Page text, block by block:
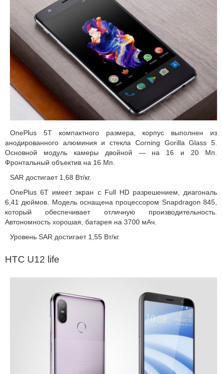
OnePlus 5T компактного размера, корпус выполнен из
анодированного алюминия и стекла Corning Gorilla Glass 5.
Основной модуль камеры двойной — на 16 и 20 Мп.
Фронтальный объектив на 16 Мп.
SAR достигает 1,68 Вт/кг.
OnePlus 6T имеет экран с Full HD разрешением, диагональ
6,41 дюймов. Модель оснащена процессором Snapdragon 845,
который обеспечивает отличную производительность.
Автономность хорошая, батарея на 3700 мАч.
Уровень SAR достигает 1,55 Вт/кг.
HTC U12 life